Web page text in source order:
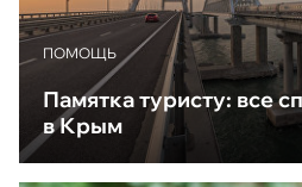
ПОМОЩЬ
Памятка туристу: все
в Крым